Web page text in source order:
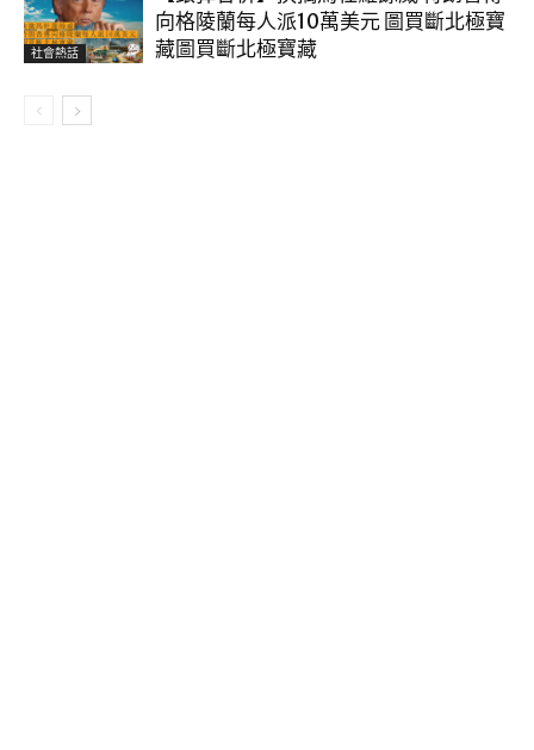
社會熱話
向格陵蘭每人派10萬美元 圖買斷北極寶
藏圖買斷北極寶藏